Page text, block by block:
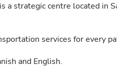
a strategic centre located in
services for every
and English.